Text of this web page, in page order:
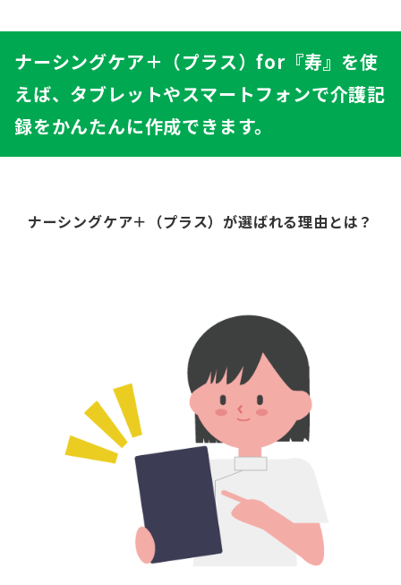
ナーシングケア＋（プラス）for『寿』 を使
えば、タブレットやスマートフォンで介護記
録をかんたんに作成できます。
ナーシングケア＋（プラス） が選ばれる理由とは？